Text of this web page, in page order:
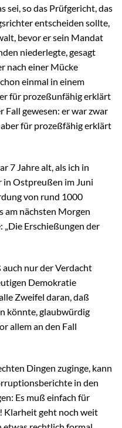
sei, so das Prüfgericht, das
entscheiden sollte,
bevor er sein Mandat
niederlegte, gesagt
nach einer Mücke
einmal in einem
für prozeßunfähig erklärt
Fall gewesen: er war zwar
für prozeßfähig erklärt
7 Jahre alt, als ich in
in Ostpreußen im Juni
von rund 1000
am nächsten Morgen
„Die Erschießungen der
nur der Verdacht
Demokratie
Zweifel daran, daß
könnte, glaubwürdig
allem an den Fall
Dingen zuginge, kann
in den
Es muß einfach für
Klarheit geht noch weit